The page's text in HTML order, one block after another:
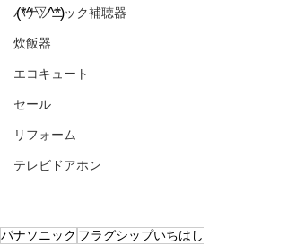
パナソニック補聴器
炊飯器
エコキュート
セール
リフォーム
テレビドアホン
(*^▽^*)
パナソニック フラグシップいちはし